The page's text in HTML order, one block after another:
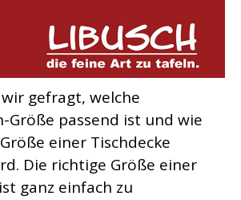
gefragt, welche
Größe passend ist und wie
einer Tischdecke
Die richtige Größe einer
ist ganz einfach zu